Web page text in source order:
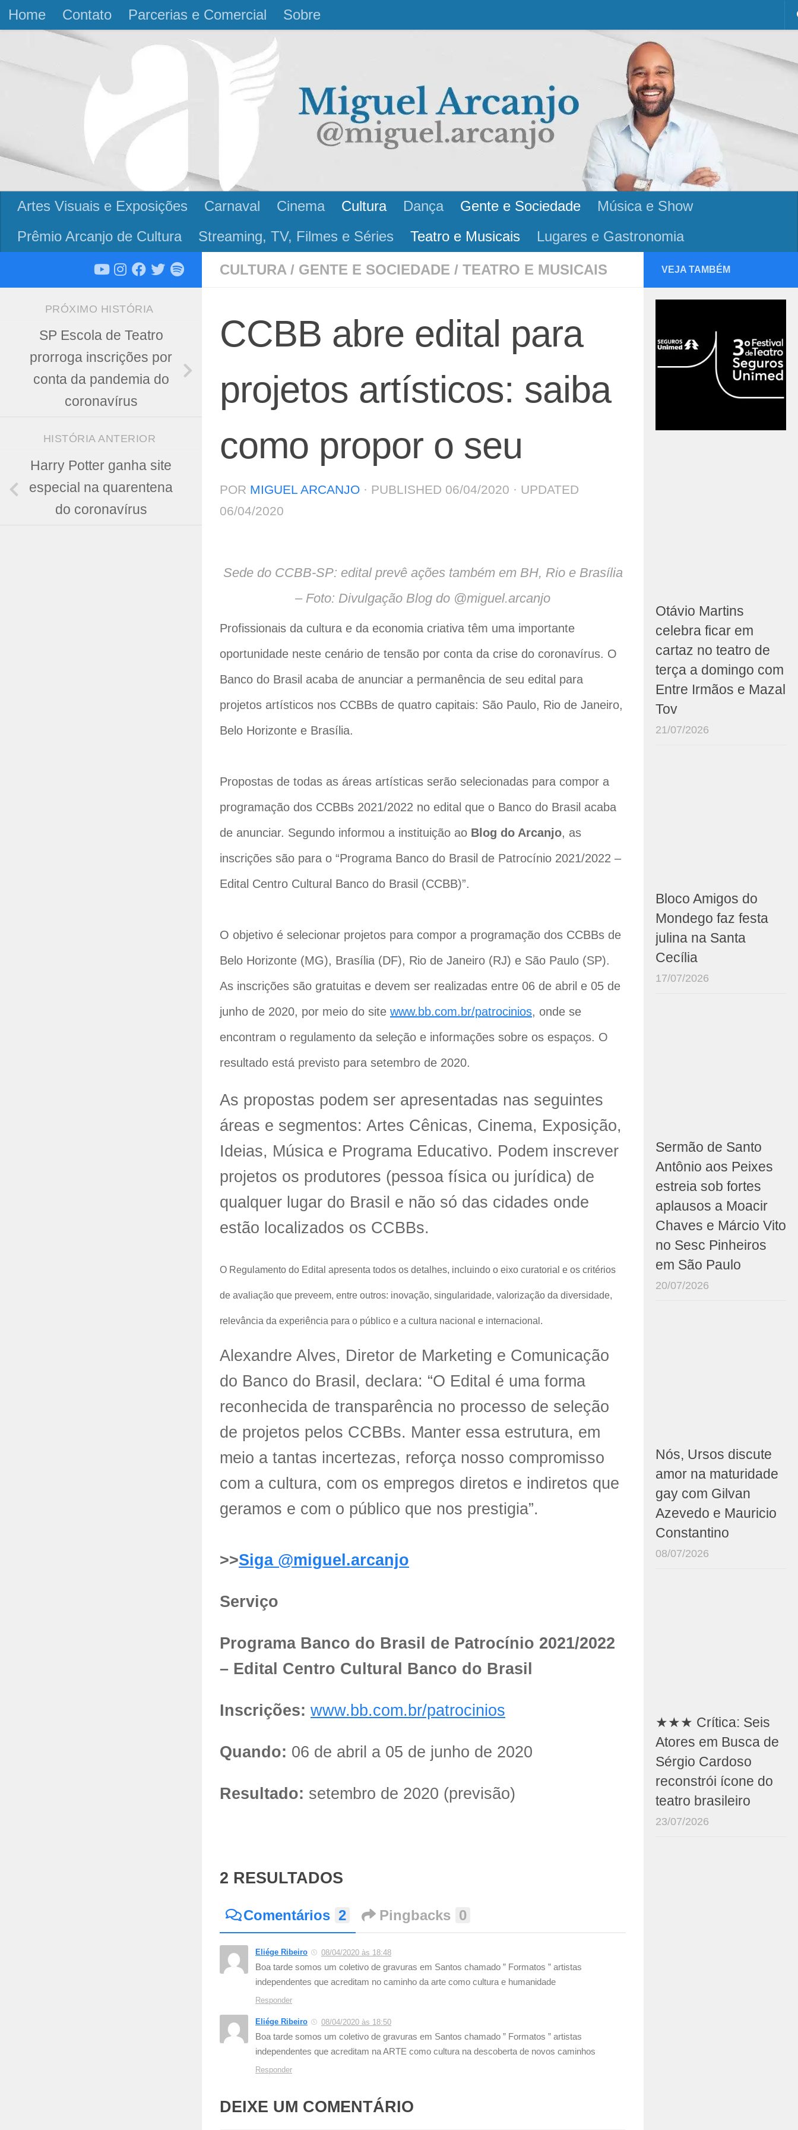
Skip to content
Home Contato Parcerias e Comercial Sobre
Artes Visuais e Exposições Carnaval Cinema Cultura Dança Gente e Sociedade
Música e Show
Prêmio Arcanjo de Cultura
Streaming, TV, Filmes e Séries Teatro e Musicais Lugares e Gastronomia
CULTURA / GENTE E SOCIEDADE / TEATRO E MUSICAIS
CCBB abre edital para
projetos artísticos: saiba
como propor o seu
POR MIGUEL ARCANJO · PUBLISHED 06/04/2020 · UPDATED
06/04/2020
Sede do CCBB-SP: edital prevê ações também em BH, Rio e Brasília
– Foto: Divulgação Blog do @miguel.arcanjo
Profissionais da cultura e da economia criativa têm uma importante
oportunidade neste cenário de tensão por conta da crise do coronavírus. O
Banco do Brasil acaba de anunciar a permanência de seu edital para
projetos artísticos nos CCBBs de quatro capitais: São Paulo, Rio de Janeiro,
Belo Horizonte e Brasília.
Propostas de todas as áreas artísticas serão selecionadas para compor a
programação dos CCBBs 2021/2022 no edital que o Banco do Brasil acaba
de anunciar. Segundo informou a instituição ao Blog do Arcanjo, as
inscrições são para o “Programa Banco do Brasil de Patrocínio 2021/2022 –
Edital Centro Cultural Banco do Brasil (CCBB)”.
O objetivo é selecionar projetos para compor a programação dos CCBBs de
Belo Horizonte (MG), Brasília (DF), Rio de Janeiro (RJ) e São Paulo (SP).
As inscrições são gratuitas e devem ser realizadas entre 06 de abril e 05 de
junho de 2020, por meio do site www.bb.com.br/patrocinios, onde se
encontram o regulamento da seleção e informações sobre os espaços. O
resultado está previsto para setembro de 2020.
As propostas podem ser apresentadas nas seguintes
áreas e segmentos: Artes Cênicas, Cinema, Exposição,
Ideias, Música e Programa Educativo. Podem inscrever
projetos os produtores (pessoa física ou jurídica) de
qualquer lugar do Brasil e não só das cidades onde
estão localizados os CCBBs.
O Regulamento do Edital apresenta todos os detalhes, incluindo o eixo curatorial e os critérios
de avaliação que preveem, entre outros: inovação, singularidade, valorização da diversidade,
relevância da experiência para o público e a cultura nacional e internacional.
Alexandre Alves, Diretor de Marketing e Comunicação
do Banco do Brasil, declara: “O Edital é uma forma
reconhecida de transparência no processo de seleção
de projetos pelos CCBBs. Manter essa estrutura, em
meio a tantas incertezas, reforça nosso compromisso
com a cultura, com os empregos diretos e indiretos que
geramos e com o público que nos prestigia”.
>>Siga @miguel.arcanjo
Serviço
Programa Banco do Brasil de Patrocínio 2021/2022
– Edital Centro Cultural Banco do Brasil
Inscrições: www.bb.com.br/patrocinios
Quando: 06 de abril a 05 de junho de 2020
Resultado: setembro de 2020 (previsão)
2 RESULTADOS
Comentários 2 Pingbacks 0
Eliége Ribeiro 08/04/2020 às 18:48
Boa tarde somos um coletivo de gravuras em Santos chamado ” Formatos ” artistas
independentes que acreditam no caminho da arte como cultura e humanidade
Responder
Eliége Ribeiro 08/04/2020 às 18:50
Boa tarde somos um coletivo de gravuras em Santos chamado ” Formatos ” artistas
independentes que acreditam na ARTE como cultura na descoberta de novos caminhos
Responder
DEIXE UM COMENTÁRIO
PRÓXIMO HISTÓRIA
SP Escola de Teatro
prorroga inscrições por
conta da pandemia do
coronavírus
HISTÓRIA ANTERIOR
Harry Potter ganha site
especial na quarentena
do coronavírus
VEJA TAMBÉM
Otávio Martins
celebra ficar em
cartaz no teatro de
terça a domingo com
Entre Irmãos e Mazal
Tov
21/07/2026
Bloco Amigos do
Mondego faz festa
julina na Santa
Cecília
17/07/2026
Sermão de Santo
Antônio aos Peixes
estreia sob fortes
aplausos a Moacir
Chaves e Márcio Vito
no Sesc Pinheiros
em São Paulo
20/07/2026
Nós, Ursos discute
amor na maturidade
gay com Gilvan
Azevedo e Mauricio
Constantino
08/07/2026
★★★ Crítica: Seis
Atores em Busca de
Sérgio Cardoso
reconstrói ícone do
teatro brasileiro
23/07/2026